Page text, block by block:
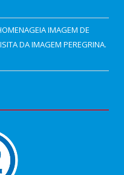
IMAGEM DE
DA IMAGEM PEREGRINA.